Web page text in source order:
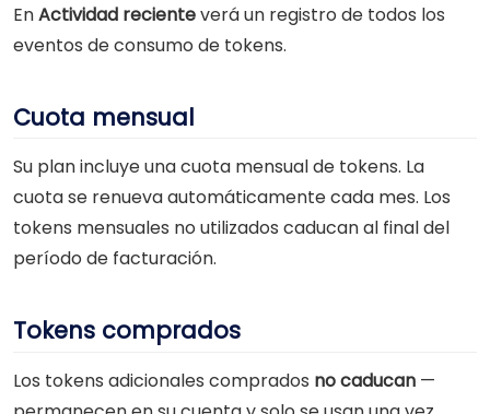
EnActividad recienteverá un registro de todos los
eventos de consumo de tokens.
Cuota mensual
Su plan incluye una cuota mensual de tokens. La
cuota se renueva automáticamente cada mes. Los
tokens mensuales no utilizados caducan al final del
período de facturación.
Tokens comprados
Los tokens adicionales comprados no caducan —